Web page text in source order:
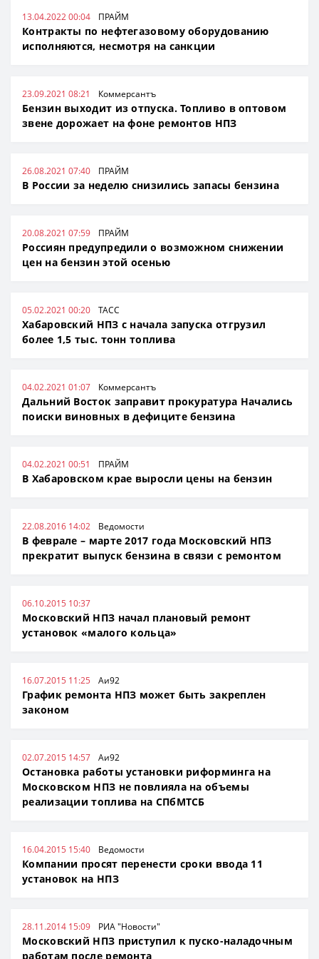
13.04.2022 00:04 ПРАЙМ
Контракты по нефтегазовому оборудованию
исполняются, несмотря на санкции
23.09.2021 08:21 Коммерсантъ
Бензин выходит из отпуска. Топливо в оптовом
звене дорожает на фоне ремонтов НПЗ
26.08.2021 07:40 ПРАЙМ
В России за неделю снизились запасы бензина
20.08.2021 07:59 ПРАЙМ
Россиян предупредили о возможном снижении
цен на бензин этой осенью
05.02.2021 00:20 ТАСС
Хабаровский НПЗ с начала запуска отгрузил
более 1,5 тыс. тонн топлива
04.02.2021 01:07 Коммерсантъ
Дальний Восток заправит прокуратура Начались
поиски виновных в дефиците бензина
04.02.2021 00:51 ПРАЙМ
В Хабаровском крае выросли цены на бензин
22.08.2016 14:02 Ведомости
В феврале – марте 2017 года Московский НПЗ
прекратит выпуск бензина в связи с ремонтом
06.10.2015 10:37
Московский НПЗ начал плановый ремонт
установок «малого кольца»
16.07.2015 11:25 Аи92
График ремонта НПЗ может быть закреплен
законом
02.07.2015 14:57 Аи92
Остановка работы установки риформинга на
Московском НПЗ не повлияла на объемы
реализации топлива на СПбМТСБ
16.04.2015 15:40 Ведомости
Компании просят перенести сроки ввода 11
установок на НПЗ
28.11.2014 15:09 РИА "Новости"
Московский НПЗ приступил к пуско-наладочным
работам после ремонта